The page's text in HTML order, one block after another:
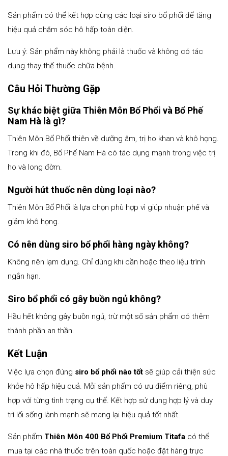
Sản phẩm có thể kết hợp cùng các loại siro bổ phổi để tăng
hiệu quả chăm sóc hô hấp toàn diện.
Lưu ý: Sản phẩm này không phải là thuốc và không có tác
dụng thay thế thuốc chữa bệnh.
Câu Hỏi Thường Gặp
Sự khác biệt giữa Thiên Môn Bổ Phổi và Bổ Phế
Nam Hà là gì?
Thiên Môn Bổ Phổi thiên về dưỡng âm, trị ho khan và khô họng.
Trong khi đó, Bổ Phế Nam Hà có tác dụng mạnh trong việc trị
ho và long đờm.
Người hút thuốc nên dùng loại nào?
Thiên Môn Bổ Phổi là lựa chọn phù hợp vì giúp nhuận phế và
giảm khô họng.
Có nên dùng siro bổ phổi hàng ngày không?
Không nên lạm dụng. Chỉ dùng khi cần hoặc theo liệu trình
ngắn hạn.
Siro bổ phổi có gây buồn ngủ không?
Hầu hết không gây buồn ngủ, trừ một số sản phẩm có thêm
thành phần an thần.
Kết Luận
Việc lựa chọn đúng siro bổ phổi nào tốt sẽ giúp cải thiện sức
khỏe hô hấp hiệu quả. Mỗi sản phẩm có ưu điểm riêng, phù
hợp với từng tình trạng cụ thể. Kết hợp sử dụng hợp lý và duy
trì lối sống lành mạnh sẽ mang lại hiệu quả tốt nhất.
Sản phẩm Thiên Môn 400 Bổ Phổi Premium Titafa có thể
mua tại các nhà thuốc trên toàn quốc hoặc đặt hàng trực